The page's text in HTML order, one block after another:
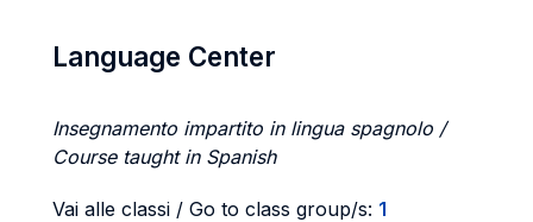
Language Center
Insegnamento impartito in lingua spagnolo /
Course taught in Spanish
Vai alle classi / Go to class group/s: 1